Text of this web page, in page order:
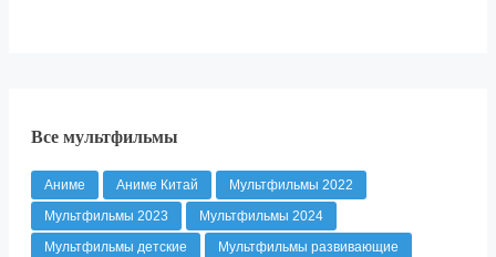
Все мультфильмы
Аниме Аниме Китай
Мультфильмы 2022
Мультфильмы 2023
Мультфильмы 2024
Мультфильмы детские
Мультфильмы развивающие